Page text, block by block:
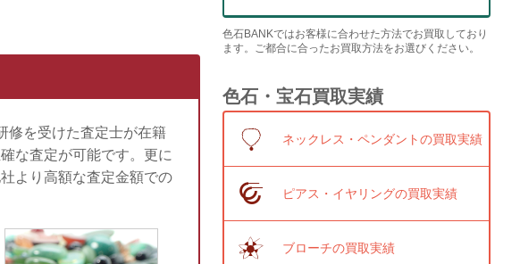
修を受けた査定士が在籍
な査定が可能です。更に
より高額な査定金額での
色石BANKではお客様に合わせた方法でお買取しており
ます。ご都合に合ったお買取方法をお選びください。
色石・宝石買取実績
ネックレス・ペンダントの買取実績
ピアス・イヤリングの買取実績
ブローチの買取実績